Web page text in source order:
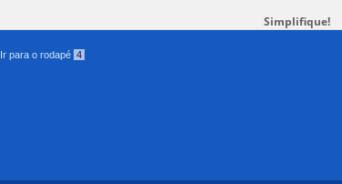
Simplifique!
Ir para o rodapé 4